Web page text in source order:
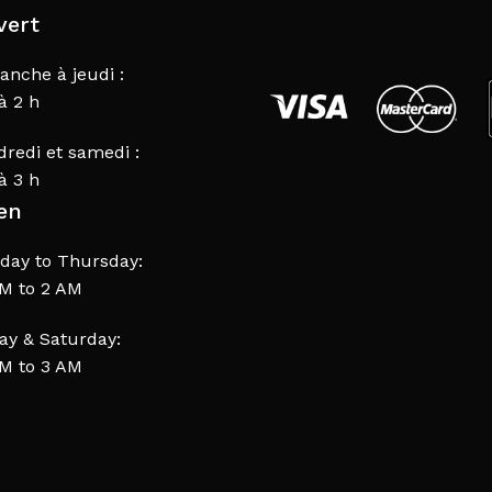
à jeudi :
2 h
et samedi :
3 h
to Thursday:
to 2 AM
& Saturday:
to 3 AM